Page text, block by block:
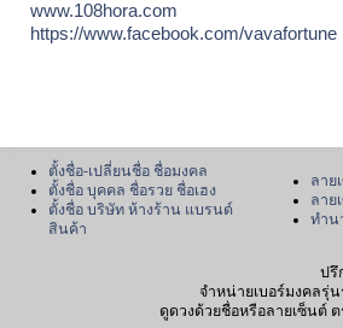
www.108hora.com
https://www.facebook.com/vavafortune
ตั้งชื่อ-เปลี่ยนชื่อ ชื่อมงคล
ตั้งชื่อ บุคคล ชื่อรวย ชื่อเฮง
ตั้งชื่อ บริษัท ห้างร้าน แบรนด์
สินค้า
ลาย
ลาย
ทำน
ปรึ
จำหน่ายเบอร์มงคลรุ่
ดูดวงด้วยชื่อหรือลายเซ็นต์